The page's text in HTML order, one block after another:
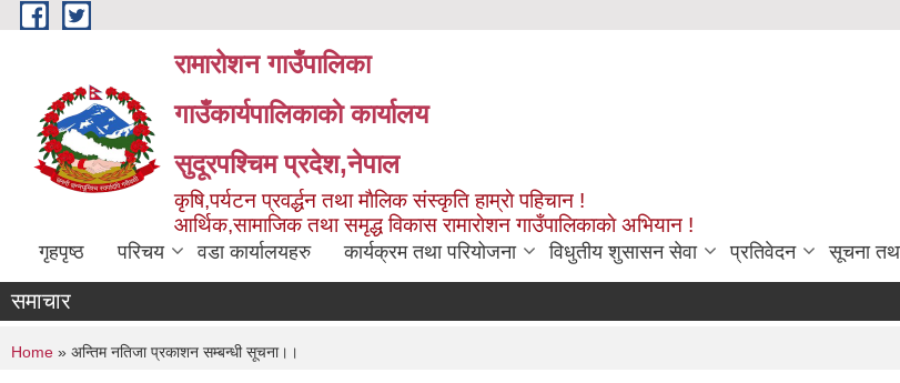
Skip to main content
रामारोशन गाउँपालिका
गाउँकार्यपालिकाकाे कार्यालय
सुदूरपश्चिम प्रदेश,नेपाल
कृषि,पर्यटन प्रवर्द्धन तथा माैलिक संस्कृति हाम्राे पहिचान !
आर्थिक,सामाजिक तथा समृद्ध विकास रामाराेशन गाउँपालिकाकाे अभियान !
गृहपृष्ठ परिचय वडा कार्यालयहरु कार्यक्रम तथा परियोजना विधुतीय शुसासन सेवा प्रतिवेदन सूचना
समाचार
You are here
Home » अन्तिम नतिजा प्रकाशन सम्बन्धी सूचना।।